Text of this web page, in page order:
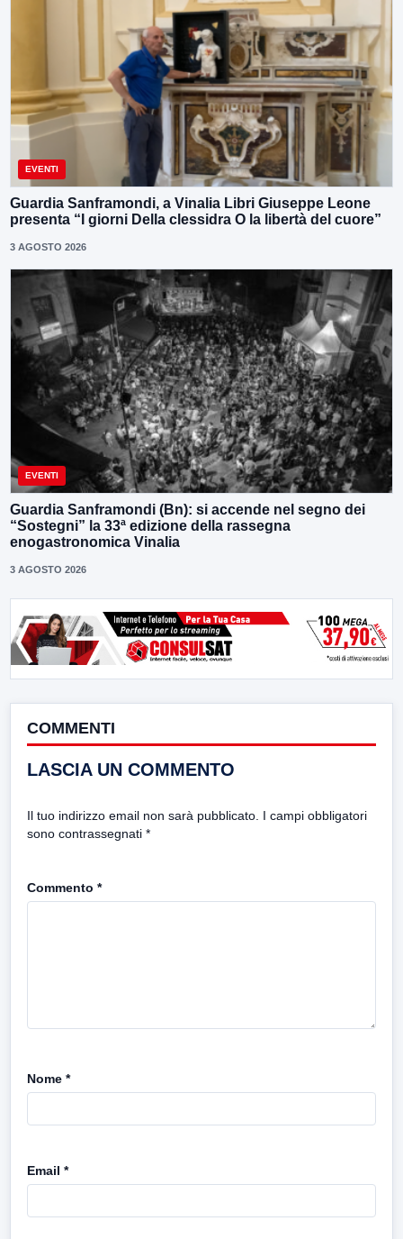
EVENTI
Guardia Sanframondi, a Vinalia Libri Giuseppe Leone
presenta “I giorni Della clessidra O la libertà del cuore”
3 AGOSTO 2026
EVENTI
Guardia Sanframondi (Bn): si accende nel segno dei
“Sostegni” la 33ª edizione della rassegna
enogastronomica Vinalia
3 AGOSTO 2026
COMMENTI
LASCIA UN COMMENTO
Il tuo indirizzo email non sarà pubblicato. I campi obbligatori
sono contrassegnati *
Commento *
Nome *
Email *